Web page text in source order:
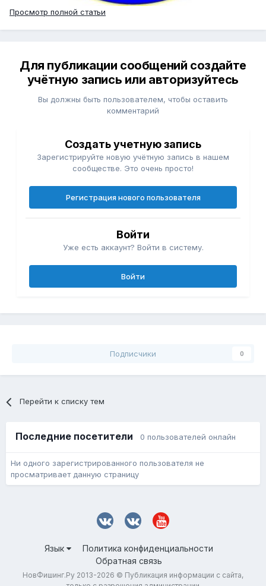
Просмотр полной статьи
Для публикации сообщений создайте
учётную запись или авторизуйтесь
Вы должны быть пользователем, чтобы оставить
комментарий
Создать учетную запись
Зарегистрируйте новую учётную запись в нашем
сообществе. Это очень просто!
Регистрация нового пользователя
Войти
Уже есть аккаунт? Войти в систему.
Войти
Подписчики 0
Перейти к списку тем
Последние посетители 0 пользователей онлайн
Ни одного зарегистрированного пользователя не
просматривает данную страницу
Язык
Политика конфиденциальности
Обратная связь
НовФишинг.Ру 2013-2026 © Публикация информации с сайта,